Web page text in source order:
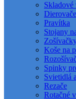
Skladové
Dierovače
Pravítka
Stojany
Koše na
Spinky
Svietidlá
Rezače
Rotačné